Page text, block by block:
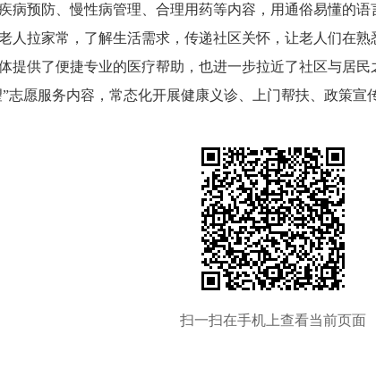
病预防、慢性病管理、合理用药等内容，用通俗易懂的
人拉家常，了解生活需求，传递社区关怀，让老人们在熟
提供了便捷专业的医疗帮助，也进一步拉近了社区与居
志愿服务内容，常态化开展健康义诊、上门帮扶、政策
扫一扫在手机上查看当前页面